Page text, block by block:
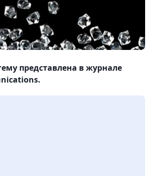
представлена в журнале